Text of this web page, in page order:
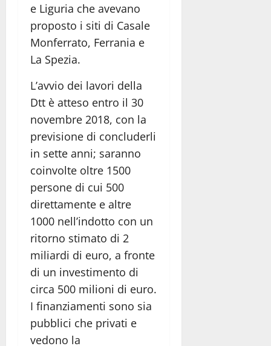
e Liguria che avevano
proposto i siti di Casale
Monferrato, Ferrania e
La Spezia.
L’avvio dei lavori della
Dtt è atteso entro il 30
novembre 2018, con la
previsione di concluderli
in sette anni; saranno
coinvolte oltre 1500
persone di cui 500
direttamente e altre
1000 nell’indotto con un
ritorno stimato di 2
miliardi di euro, a fronte
di un investimento di
circa 500 milioni di euro.
I finanziamenti sono sia
pubblici che privati e
vedono la